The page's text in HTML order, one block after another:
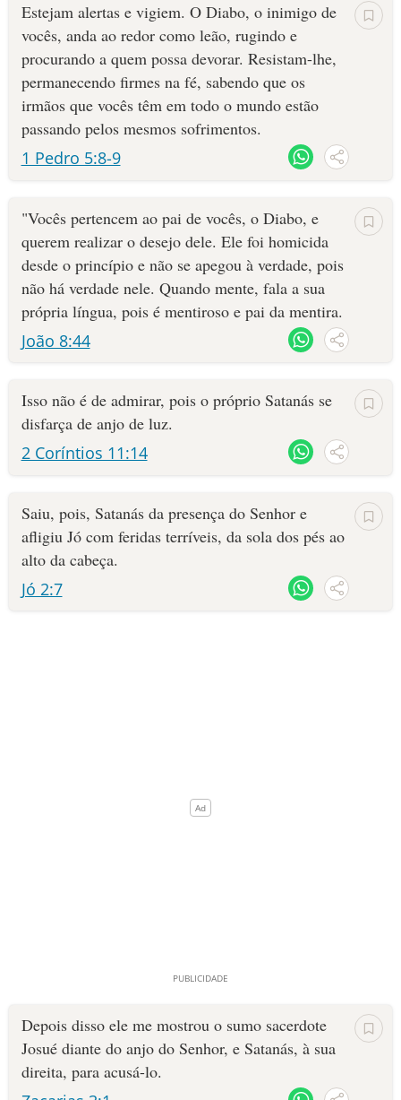
Estejam alertas e vigiem. O Diabo, o inimigo de
vocês, anda ao redor como leão, rugindo e
procurando a quem possa devorar. Resistam-lhe,
permanecendo firmes na fé, sabendo que os
irmãos que vocês têm em todo o mundo estão
passando pelos mesmos sofrimentos.
1 Pedro 5:8-9
"Vocês pertencem ao pai de vocês, o Diabo, e
querem realizar o desejo dele. Ele foi homicida
desde o princípio e não se apegou à verdade, pois
não há verdade nele. Quando mente, fala a sua
própria língua, pois é mentiroso e pai da mentira.
João 8:44
Isso não é de admirar, pois o próprio Satanás se
disfarça de anjo de luz.
2 Coríntios 11:14
Saiu, pois, Satanás da presença do Senhor e
afligiu Jó com feridas terríveis, da sola dos pés ao
alto da cabeça.
Jó 2:7
Depois disso ele me mostrou o sumo sacerdote
Josué diante do anjo do Senhor, e Satanás, à sua
direita, para acusá-lo.